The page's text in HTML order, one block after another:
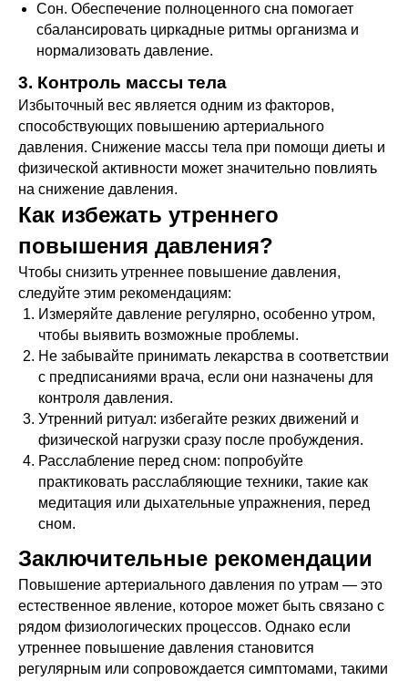
Сон. Обеспечение полноценного сна помогает
сбалансировать циркадные ритмы организма и
нормализовать давление.
3. Контроль массы тела
Избыточный вес является одним из факторов,
способствующих повышению артериального
давления. Снижение массы тела при помощи диеты и
физической активности может значительно повлиять
на снижение давления.
Как избежать утреннего
повышения давления?
Чтобы снизить утреннее повышение давления,
следуйте этим рекомендациям:
Измеряйте давление регулярно, особенно утром,
чтобы выявить возможные проблемы.
Не забывайте принимать лекарства в соответствии
с предписаниями врача, если они назначены для
контроля давления.
Утренний ритуал: избегайте резких движений и
физической нагрузки сразу после пробуждения.
Расслабление перед сном: попробуйте
практиковать расслабляющие техники, такие как
медитация или дыхательные упражнения, перед
сном.
Заключительные рекомендации
Повышение артериального давления по утрам — это
естественное явление, которое может быть связано с
рядом физиологических процессов. Однако если
утреннее повышение давления становится
регулярным или сопровождается симптомами, такими